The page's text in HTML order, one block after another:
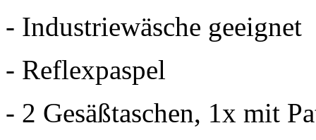
- Industriewäsche geeignet
- Reflexpaspel
- 2 Gesäßtaschen, 1x mit